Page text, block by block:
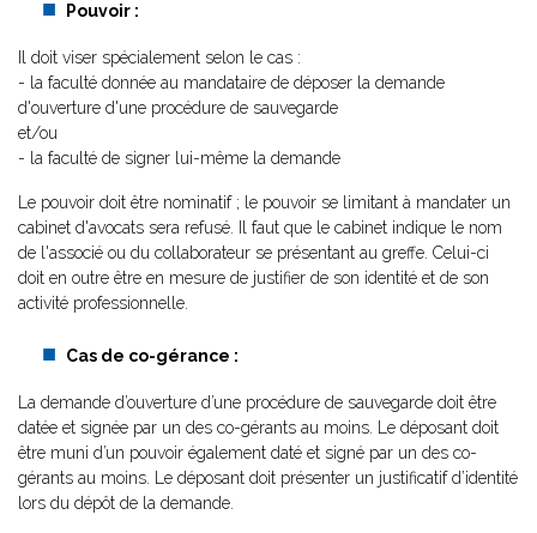
Pouvoir :
Il doit viser spécialement selon le cas :
- la faculté donnée au mandataire de déposer la demande
d'ouverture d'une procédure de sauvegarde
et/ou
- la faculté de signer lui-même la demande
Le pouvoir doit être nominatif ; le pouvoir se limitant à mandater un
cabinet d'avocats sera refusé. Il faut que le cabinet indique le nom
de l'associé ou du collaborateur se présentant au greffe. Celui-ci
doit en outre être en mesure de justifier de son identité et de son
activité professionnelle.
Cas de co-gérance :
La demande d’ouverture d’une procédure de sauvegarde doit être
datée et signée par un des co-gérants au moins. Le déposant doit
être muni d’un pouvoir également daté et signé par un des co-
gérants au moins. Le déposant doit présenter un justificatif d’identité
lors du dépôt de la demande.